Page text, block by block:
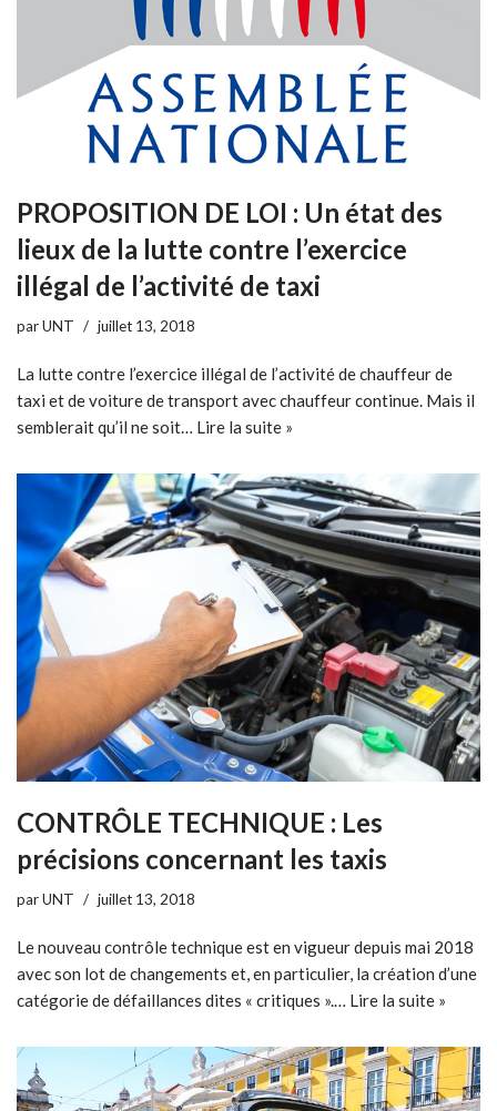
PROPOSITION DE LOI : Un état des
lieux de la lutte contre l’exercice
illégal de l’activité de taxi
parUNT juillet 13, 2018
La lutte contre l’exercice illégal de l’activité de chauffeur de
taxi et de voiture de transport avec chauffeur continue. Mais il
semblerait qu’il ne soit… Lire la suite »
CONTRÔLE TECHNIQUE : Les
précisions concernant les taxis
parUNT juillet 13, 2018
Le nouveau contrôle technique est en vigueur depuis mai 2018
avec son lot de changements et, en particulier, la création d’une
catégorie de défaillances dites « critiques ».… Lire la suite »